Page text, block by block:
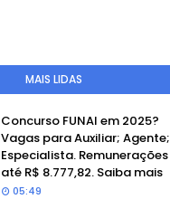
MAIS LIDAS
Concurso FUNAI em 2025?
Vagas para Auxiliar; Agente;
Especialista. Remunerações
até R$ 8.777,82. Saiba mais
05:49